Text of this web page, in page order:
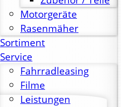
Motorgeräte
Rasenmäher
Sortiment
Service
Fahrradleasing
Filme
Leistungen